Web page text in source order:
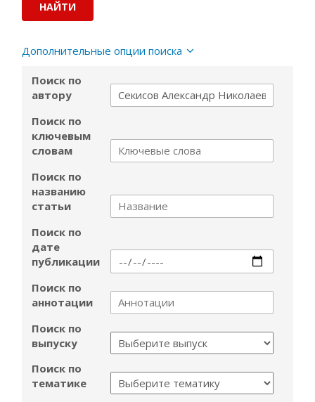
Дополнительные опции поиска
Поиск по
автору
Поиск по
ключевым
словам
Поиск по
названию
статьи
Поиск по
дате
публикации
Поиск по
аннотации
Поиск по
выпуску
Поиск по
тематике